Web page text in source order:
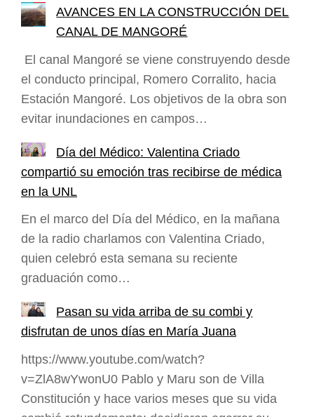
AVANCES EN LA CONSTRUCCIÓN DEL
CANAL DE MANGORÉ
El canal Mangoré se viene construyendo desde
el conducto principal, Romero Corralito, hacia
Estación Mangoré. Los objetivos de la obra son
evitar inundaciones en campos…
Día del Médico: Valentina Criado
compartió su emoción tras recibirse de médica
en la UNL
En el marco del Día del Médico, en la mañana
de la radio charlamos con Valentina Criado,
quien celebró esta semana su reciente
graduación como…
Pasan su vida arriba de su combi y
disfrutan de unos días en María Juana
https://www.youtube.com/watch?
v=ZlA8wYwonU0 Pablo y Maru son de Villa
Constitución y hace varios meses que su vida